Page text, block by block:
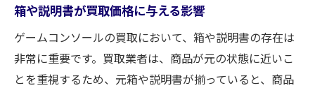
箱や説明書が買取価格に与える影響
ゲームコンソールの買取において、箱や説明書の存在は
非常に重要です。買取業者は、商品が元の状態に近いこ
とを重視するため、元箱や説明書が揃っていると、商品